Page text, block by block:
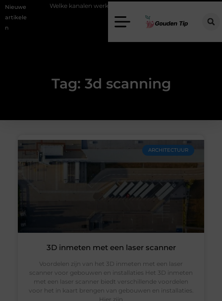
Nieuwe
artikele
n
Welke kanalen werken het beste voor vastgoedmarketing?
Tag: 3d scanning
ARCHITECTUUR
3D inmeten met een laser scanner
Voordelen zijn van het 3D inmeten met een laser
scanner voor gebouwen en installaties Het 3D inmeten
met een laser scanner biedt verschillende voordelen
voor het in kaart brengen van gebouwen en installaties.
Hier zijn